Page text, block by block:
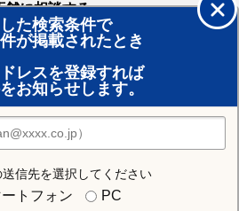
た検索条件で
が掲載されたとき
レスを登録すれば
お知らせします。
信先を選択してください
トフォン PC
舗に相談する
の情報を見る